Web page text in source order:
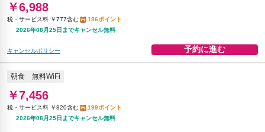
￥6,988
税・サービス料 ￥777含む
186ポイント
2026年08月25日までキャンセル無料
キャンセルポリシー 予約に進む
朝食 無料WiFi
￥7,456
税・サービス料 ￥820含む
199ポイント
2026年08月25日までキャンセル無料